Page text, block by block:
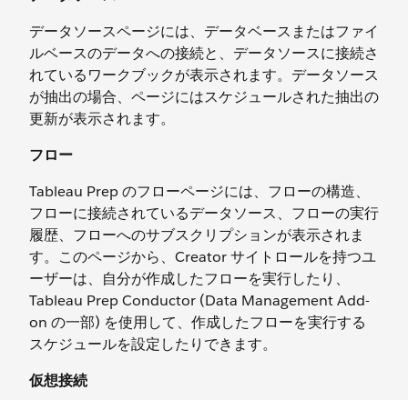
データソースページには、データベースまたはファイ
ルベースのデータへの接続と、データソースに接続さ
れているワークブックが表示されます。データソース
が抽出の場合、ページにはスケジュールされた抽出の
更新が表示されます。
フロー
Tableau Prep のフローページには、フローの構造、
フローに接続されているデータソース、フローの実行
履歴、フローへのサブスクリプションが表示されま
す。このページから、Creator サイトロールを持つユ
ーザーは、自分が作成したフローを実行したり、
Tableau Prep Conductor (Data Management Add-
on の一部) を使用して、作成したフローを実行する
スケジュールを設定したりできます。
仮想接続